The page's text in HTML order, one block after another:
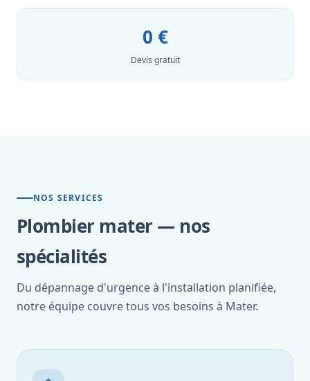
0 €
Devis gratuit
NOS SERVICES
Plombier mater — nos
spécialités
Du dépannage d'urgence à l'installation planifiée,
notre équipe couvre tous vos besoins à Mater.